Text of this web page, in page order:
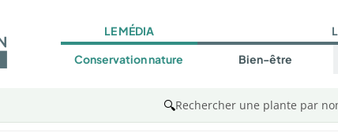
LE MÉDIA
Conservation nature Bien-être
🔍Rechercher une plante par